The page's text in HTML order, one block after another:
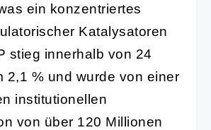
ein konzentriertes
Katalysatoren
stieg innerhalb von 24
2,1 % und wurde von einer
institutionellen
von über 120 Millionen